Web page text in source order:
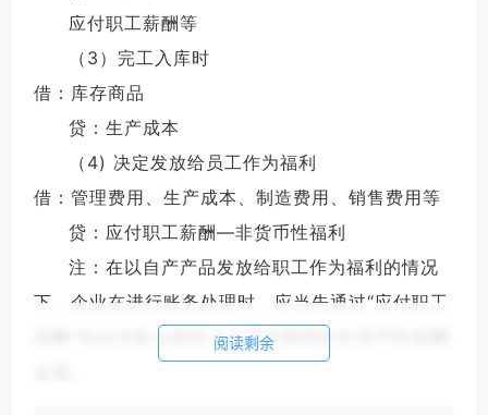
应付职工薪酬等
（3）完工入库时
借：库存商品
贷：生产成本
（4) 决定发放给员工作为福利
借：管理费用、生产成本、制造费用、销售费用等
贷：应付职工薪酬—非货币性福利
注：在以自产产品发放给职工作为福利的情况
下，企业在进行账务处理时，应当先通过“应付职工
薪酬”科目归集当期应计入成本费用的非货币性薪酬
阅读剩余